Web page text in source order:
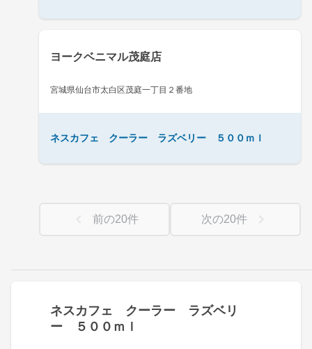
ネスカフェ クーラー ラズベリ
ー ５００ｍｌ
ヨークベニマル茂庭店
宮城県仙台市太白区茂庭一丁目２番地
ネスカフェ クーラー ラズベリー ５００ｍｌ
前の20件 次の20件